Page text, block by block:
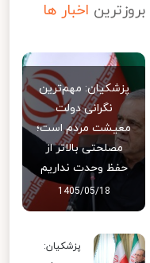
بروزترین اخبار ها
پزشکیان: مهم‌ترین
نگرانی دولت
معیشت مردم است؛
مصلحتی بالاتر از
حفظ وحدت نداریم
1405/05/18
پزشکیان: